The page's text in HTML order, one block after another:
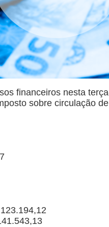
financeiros nesta
sobre circulação